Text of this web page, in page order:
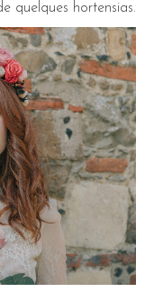
quelques hortensias.